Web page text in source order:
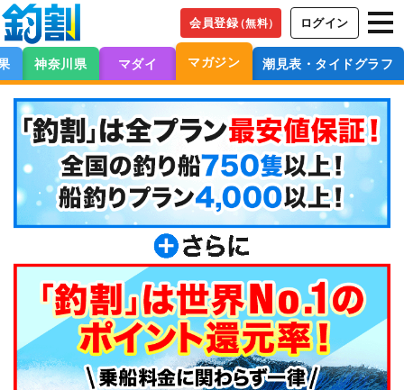
会員登録（無料） ログイン
神奈川県 マダイ マガジン 潮見表・タイドグラフ